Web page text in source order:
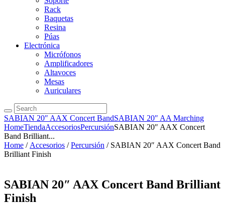
Rack
Baquetas
Resina
Púas
Electrónica
Micrófonos
Amplificadores
Altavoces
Mesas
Auriculares
SABIAN 20″ AAX Concert BandSABIAN 20″ AA Marching
HomeTiendaAccesoriosPercursiónSABIAN 20″ AAX Concert
Band Brilliant...
Home / Accesorios /Percursión / SABIAN 20″ AAX Concert Band
Brilliant Finish
SABIAN 20″ AAX Concert Band Brilliant
Finish